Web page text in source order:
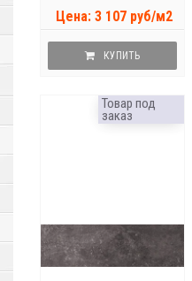
Цена: 3 107 руб/м2
КУПИТЬ
Товар под
заказ